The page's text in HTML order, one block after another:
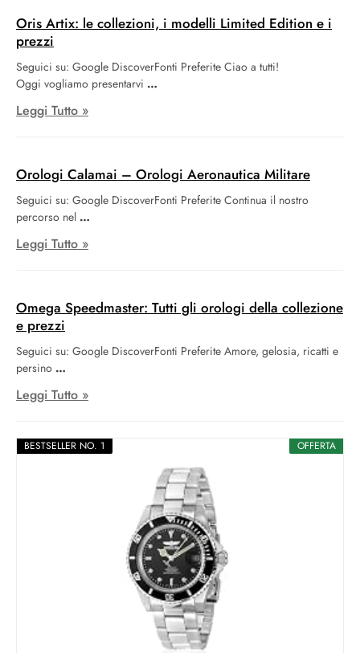
OFFERTA
BESTSELLER NO. 1
affidabile del calibro automatico Breitling 17, certificato COSC, che
assicura fino a 38 ore di riserva di carica e viene fornito con una
garanzia biennale.
Oris Artix: le collezioni, i modelli Limited Edition e i
prezzi
Seguici su: Google DiscoverFonti Preferite Ciao a tutti!
Oggi vogliamo presentarvi
Leggi Tutto »
Orologi Calamai – Orologi Aeronautica Militare
Seguici su: Google DiscoverFonti Preferite Continua il nostro
percorso nel
Leggi Tutto »
Omega Speedmaster: Tutti gli orologi della collezione
e prezzi
Seguici su: Google DiscoverFonti Preferite Amore, gelosia, ricatti e
persino
Leggi Tutto »